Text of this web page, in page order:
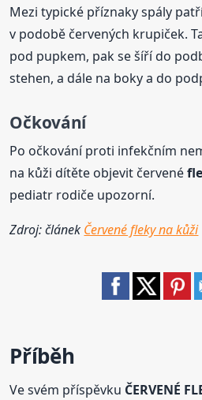
Mezi typické příznaky spály
v podobě červených krupiček.
pod pupkem, pak se šíří do
stehen, a dále na boky a do
Očkování
Po očkování proti infekčním
na kůži dítěte objevit červené
pediatr rodiče upozorní.
Zdroj: článek Červené fleky na kůži
Příběh
Ve svém příspěvku ČERVENÉ